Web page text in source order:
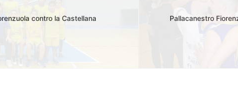
contro la Castellana Pallacanestro